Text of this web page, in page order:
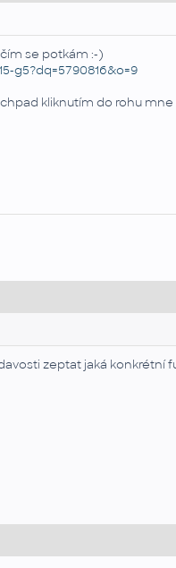
se potkám :-)
g5?dq=5790816&o=9
kliknutím do rohu mne
zeptat jaká konkrétní